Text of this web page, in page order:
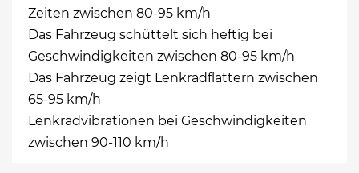
Zeiten zwischen 80-95 km/h
Das Fahrzeug schüttelt sich heftig bei
Geschwindigkeiten zwischen 80-95 km/h
Das Fahrzeug zeigt Lenkradflattern zwischen
65-95 km/h
Lenkradvibrationen bei Geschwindigkeiten
zwischen 90-110 km/h